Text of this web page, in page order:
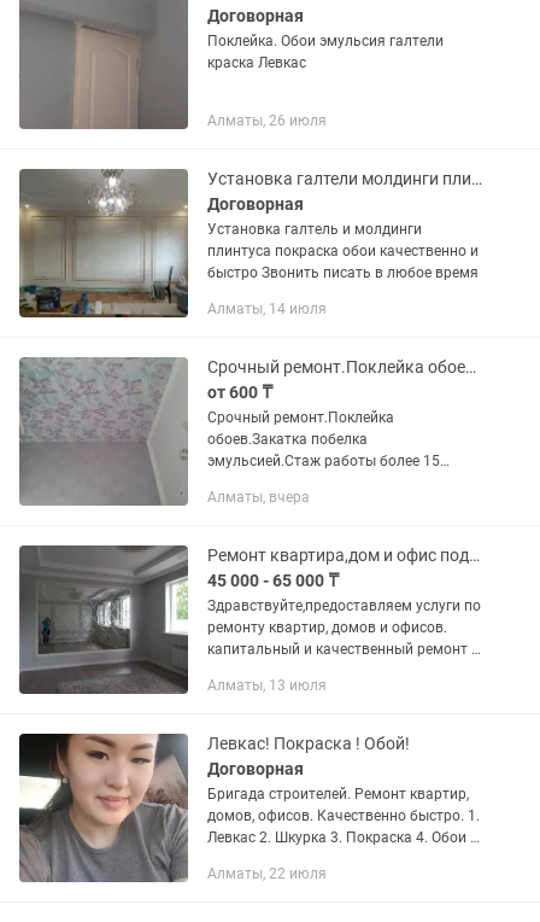
Договорная
Поклейка. Обои эмульсия галтели
краска Левкас
Алматы, 26 июля
Установка галтели молдинги плинтуса покраска обои
Договорная
Установка галтель и молдинги
плинтуса покраска обои качественно и
быстро Звонить писать в любое время
Алматы, 14 июля
Срочный ремонт.Поклейка обоев.Закатка эмульсией.Галтели.
от 600 ₸
Срочный ремонт.Поклейка
обоев.Закатка побелка
эмульсией.Стаж работы более 15
Алматы, вчера
Ремонт квартира,дом и офис под ключ.
45 000 - 65 000 ₸
Здравствуйте,предоставляем услуги по
ремонту квартир, домов и офисов.
капитальный и качественный ремонт а
дизайном и вместе дизайнером. Любой
Алматы, 13 июля
Левкас! Покраска ! Обой!
Договорная
Бригада строителей. Ремонт квартир,
домов, офисов. Качественно быстро. 1.
Левкас 2. Шкурка 3. Покраска 4. Обои 5.
плинтус линолеум 8. Наливной пол 9.
Алматы, 22 июля